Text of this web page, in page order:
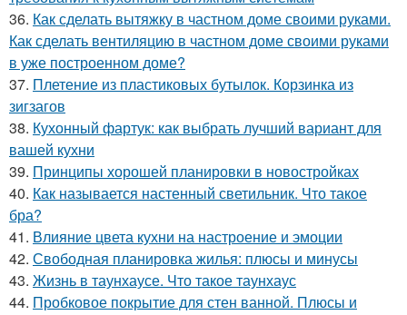
36. Как сделать вытяжку в частном доме своими руками.
Как сделать вентиляцию в частном доме своими руками
в уже построенном доме?
37. Плетение из пластиковых бутылок. Корзинка из
зигзагов
38. Кухонный фартук: как выбрать лучший вариант для
вашей кухни
39. Принципы хорошей планировки в новостройках
40. Как называется настенный светильник. Что такое
бра?
41. Влияние цвета кухни на настроение и эмоции
42. Свободная планировка жилья: плюсы и минусы
43. Жизнь в таунхаусе. Что такое таунхаус
44. Пробковое покрытие для стен ванной. Плюсы и